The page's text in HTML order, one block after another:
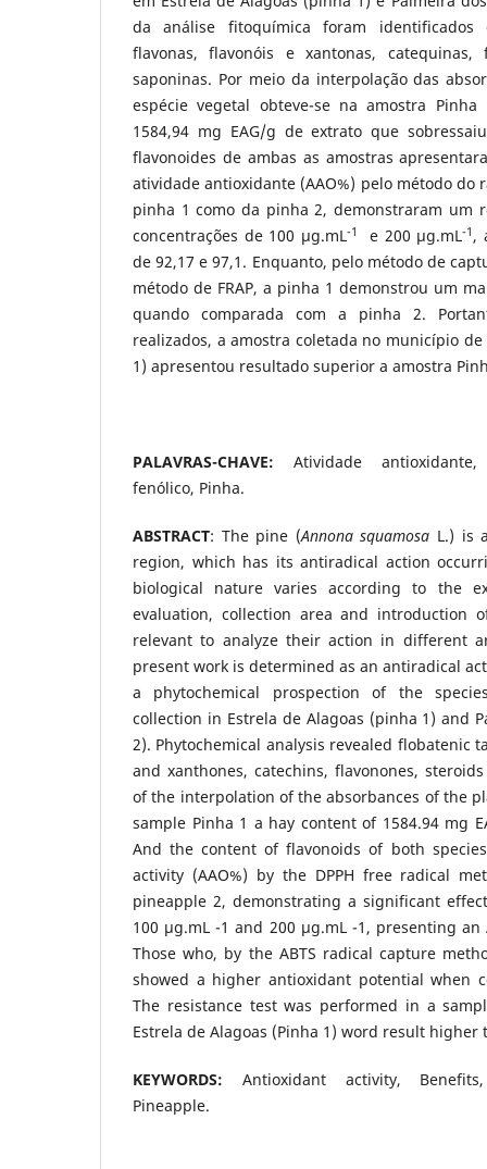
da análise fitoquímica foram identificados
flavonas, flavonóis e xantonas, catequinas,
saponinas. Por meio da interpolação das
espécie vegetal obteve-se na amostra
1584,94 mg EAG/g de extrato que
flavonoides de ambas as amostras
atividade antioxidante (AAO%) pelo método do
pinha 1 como da pinha 2, demonstraram um
concentrações de 100 µg.mL-1 e 200 µg.mL-1 ,
de 92,17 e 97,1. Enquanto, pelo método de
método de FRAP, a pinha 1 demonstrou um
quando comparada com a pinha 2.
realizados, a amostra coletada no município de
1) apresentou resultado superior a amostra
PALAVRAS-CHAVE: Atividade antioxidante,
fenólico, Pinha.
ABSTRACT: The pine (Annona squamosa L.) is
region, which has its antiradical action
biological nature varies according to the
evaluation, collection area and introduction
relevant to analyze their action in different
present work is determined as an antiradical
a phytochemical prospection of the
collection in Estrela de Alagoas (pinha 1) and
2). Phytochemical analysis revealed flobatenic
and xanthones, catechins, flavonones,
of the interpolation of the absorbances of the
sample Pinha 1 a hay content of 1584.94 mg
And the content of flavonoids of both
activity (AAO%) by the DPPH free radical
pineapple 2, demonstrating a significant
100 μg.mL -1 and 200 μg.mL -1, presenting an
Those who, by the ABTS radical capture
showed a higher antioxidant potential when
The resistance test was performed in a
Estrela de Alagoas (Pinha 1) word result higher
KEYWORDS: Antioxidant activity,
Pineapple.